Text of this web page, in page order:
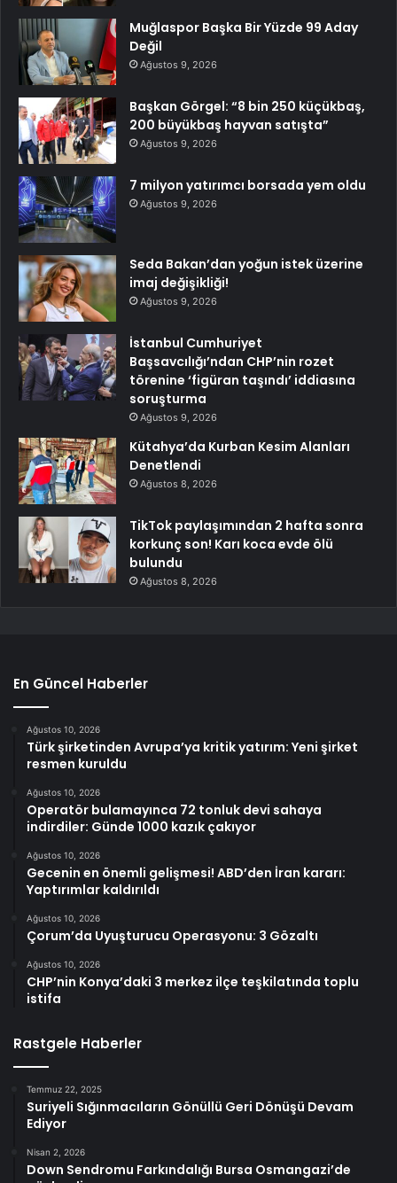
Muğlaspor Başka Bir Yüzde 99 Aday
Değil
Ağustos 9, 2026
Başkan Görgel: “8 bin 250 küçükbaş,
200 büyükbaş hayvan satışta”
Ağustos 9, 2026
7 milyon yatırımcı borsada yem oldu
Ağustos 9, 2026
Seda Bakan’dan yoğun istek üzerine
imaj değişikliği!
Ağustos 9, 2026
İstanbul Cumhuriyet
Başsavcılığı’ndan CHP’nin rozet
törenine ‘figüran taşındı’ iddiasına
soruşturma
Ağustos 9, 2026
Kütahya’da Kurban Kesim Alanları
Denetlendi
Ağustos 8, 2026
TikTok paylaşımından 2 hafta sonra
korkunç son! Karı koca evde ölü
bulundu
Ağustos 8, 2026
En Güncel Haberler
Ağustos 10, 2026
Türk şirketinden Avrupa’ya kritik yatırım: Yeni şirket
resmen kuruldu
Ağustos 10, 2026
Operatör bulamayınca 72 tonluk devi sahaya
indirdiler: Günde 1000 kazık çakıyor
Ağustos 10, 2026
Gecenin en önemli gelişmesi! ABD’den İran kararı:
Yaptırımlar kaldırıldı
Ağustos 10, 2026
Çorum’da Uyuşturucu Operasyonu: 3 Gözaltı
Ağustos 10, 2026
CHP’nin Konya’daki 3 merkez ilçe teşkilatında toplu
istifa
Rastgele Haberler
Temmuz 22, 2025
Suriyeli Sığınmacıların Gönüllü Geri Dönüşü Devam
Ediyor
Nisan 2, 2026
Down Sendromu Farkındalığı Bursa Osmangazi’de